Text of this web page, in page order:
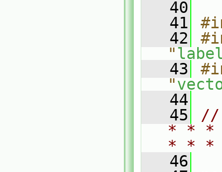
   40
   41
   42
"
   43
"
   44
   45
//
* * *
* *
   46